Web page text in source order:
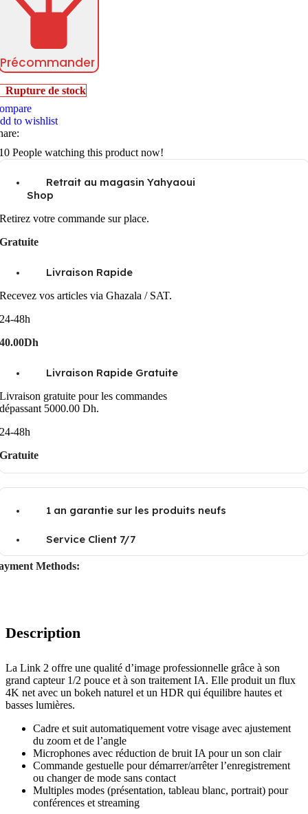
Précommander
Rupture de stock
to wishlist
People watching this product now!
Retrait au magasin Yahyaoui
Shop
Retirez votre commande sur place.
Gratuite
Livraison Rapide
Recevez vos articles via Ghazala / SAT.
24-48h
40.00Dh
Livraison Rapide Gratuite
Livraison gratuite pour les commandes
dépassant 5000.00 Dh.
24-48h
Gratuite
1 an garantie sur les produits neufs
Service Client 7/7
Methods:
Description
La Link 2 offre une qualité d’image professionnelle grâce à son
grand capteur 1/2 pouce et à son traitement IA. Elle produit un flux
4K net avec un bokeh naturel et un HDR qui équilibre hautes et
basses lumières.
Cadre et suit automatiquement votre visage avec ajustement
du zoom et de l’angle
Microphones avec réduction de bruit IA pour un son clair
Commande gestuelle pour démarrer/arrêter l’enregistrement
ou changer de mode sans contact
Multiples modes (présentation, tableau blanc, portrait) pour
conférences et streaming